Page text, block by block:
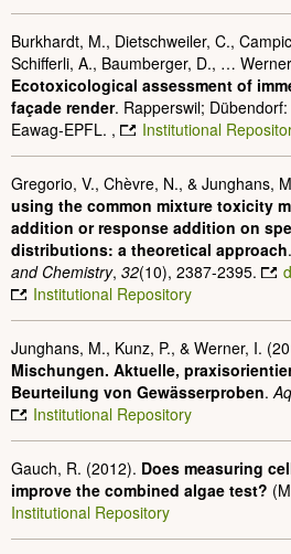
Burkhardt, M., Dietschweiler, C.,
Schifferli, A., Baumberger, D., …
Ecotoxicological assessment of
façade render. Rapperswil;
Eawag-EPFL. ,
Institutional
Gregorio, V., Chèvre, N., & Junghans,
using the common mixture toxicity
addition or response addition on
distributions: a theoretical approach.
and Chemistry, 32(10), 2387-2395.
Institutional Repository
Junghans, M., Kunz, P., & Werner, I.
Mischungen. Aktuelle,
Beurteilung von Gewässerproben.
Institutional Repository
Gauch, R. (2012). Does measuring
improve the combined algae test?
Institutional Repository